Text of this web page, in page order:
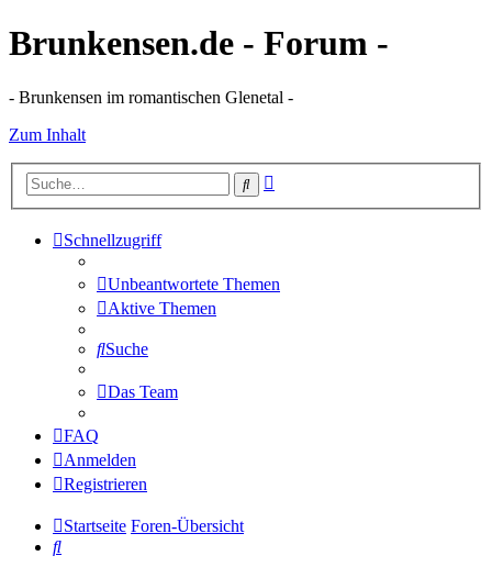
Brunkensen.de - Forum -
- Brunkensen im romantischen Glenetal -
Zum Inhalt
Suche
Schnellzugriff
Unbeantwortete Themen
Aktive Themen
Suche
Das Team
FAQ
Anmelden
Registrieren
Startseite Foren-Übersicht
Suche